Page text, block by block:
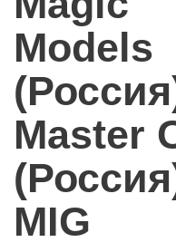
Models
Master
MIG